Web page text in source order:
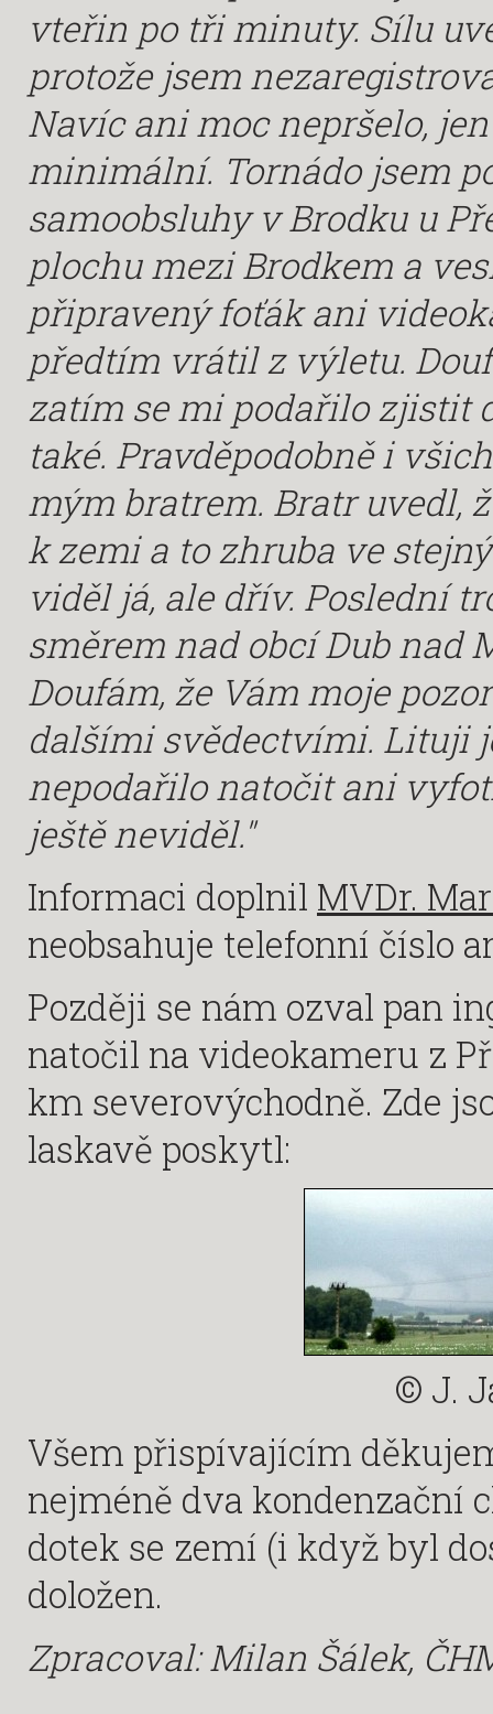
vteřin po tři minuty. Sílu
protože jsem
Navíc ani moc nepršelo,
minimální. Tornádo jsem
samoobsluhy v Brodku u
plochu mezi Brodkem a
připravený foťák ani
předtím vrátil z výletu.
zatím se mi podařilo zjistit
také. Pravděpodobně i
mým bratrem. Bratr uvedl,
k zemi a to zhruba ve
viděl já, ale dřív. Poslední
směrem nad obcí Dub nad
Doufám, že Vám moje
dalšími svědectvími. Lituji
nepodařilo natočit ani
ještě neviděl."
Informaci doplnil MVDr.
neobsahuje telefonní číslo
Později se nám ozval pan
natočil na videokameru z
km severovýchodně. Zde
laskavě poskytl:
© J.
Všem přispívajícím
nejméně dva kondenzační
dotek se zemí (i když byl
doložen.
Zpracoval: Milan Šálek,